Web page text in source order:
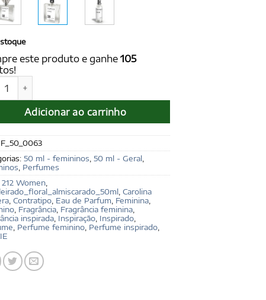
este produto e ganhe 105
Adicionar ao carrinho
F_50_0063
50 ml - femininos, 50 ml - Geral,
, Perfumes
212 Women,
, Carolina
, Contratipo, Eau de Parfum, Feminina,
, Fragrância, Fragrância feminina,
inspirada, Inspiração, Inspirado,
, Perfume feminino, Perfume inspirado,